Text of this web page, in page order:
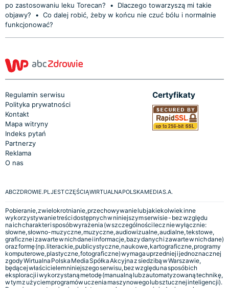
po zastosowaniu leku Torecan?
•
Dlaczego towarzyszą mi takie
objawy?
• Co dalej robić, żeby w końcu nie czuć bólu i normalnie
funkcjonować?
Regulamin serwisu
Polityka prywatności
Kontakt
Mapa witryny
Indeks pytań
Partnerzy
Reklama
O nas
Certyfikaty
ABCZDROWIE.PL JEST CZĘŚCIĄ WIRTUALNA POLSKA MEDIA S.A.
Pobieranie, zwielokrotnianie, przechowywanie lub jakiekolwiek inne
wykorzystywanie treści dostępnych w niniejszym serwisie - bez względu
na ich charakter i sposób wyrażenia (w szczególności lecz nie wyłącznie:
słowne, słowno-muzyczne, muzyczne, audiowizualne, audialne, tekstowe,
graficzne i zawarte w nich dane i informacje, bazy danych i zawarte w nich dane)
oraz formę (np. literackie, publicystyczne, naukowe, kartograficzne, programy
komputerowe, plastyczne, fotograficzne) wymaga uprzedniej i jednoznacznej
zgody Wirtualna Polska Media Spółka Akcyjna z siedzibą w Warszawie,
będącej właścicielem niniejszego serwisu, bez względu na sposób ich
eksploracji i wykorzystaną metodę (manualną lub zautomatyzowaną technikę,
w tym z użyciem programów uczenia maszynowego lub sztucznej inteligencji).